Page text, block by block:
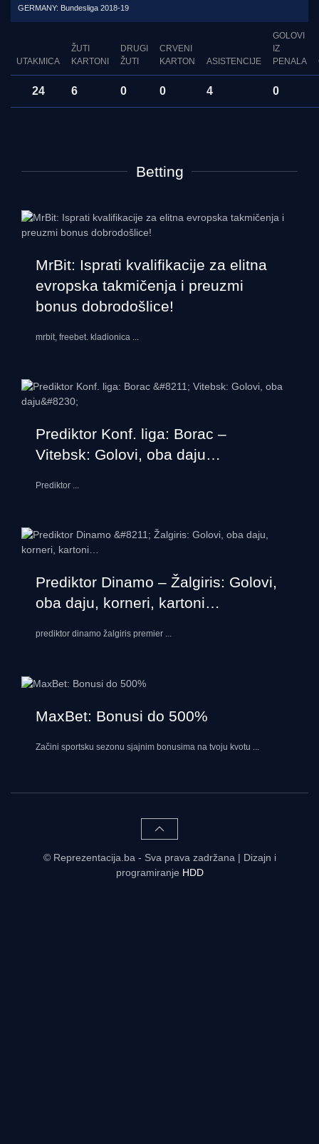
GERMANY: Bundesliga 2018-19
UTAKMICA
ŽUTI
KARTONI
DRUGI
ŽUTI
CRVENI
KARTON
ASISTENCIJE
GOLOVI
IZ
PENALA
24 6 0 0 4 0
Betting
MrBit: Isprati kvalifikacije za elitna
evropska takmičenja i preuzmi
bonus dobrodošlice!
mrbit, freebet. kladionica ...
Prediktor Konf. liga: Borac –
Vitebsk: Golovi, oba daju…
Prediktor ...
Prediktor Dinamo – Žalgiris: Golovi,
oba daju, korneri, kartoni…
prediktor dinamo žalgiris premier ...
MaxBet: Bonusi do 500%
Začini sportsku sezonu sjajnim bonusima na tvoju kvotu ...
© Reprezentacija.ba - Sva prava zadržana | Dizajn i
programiranje HDD